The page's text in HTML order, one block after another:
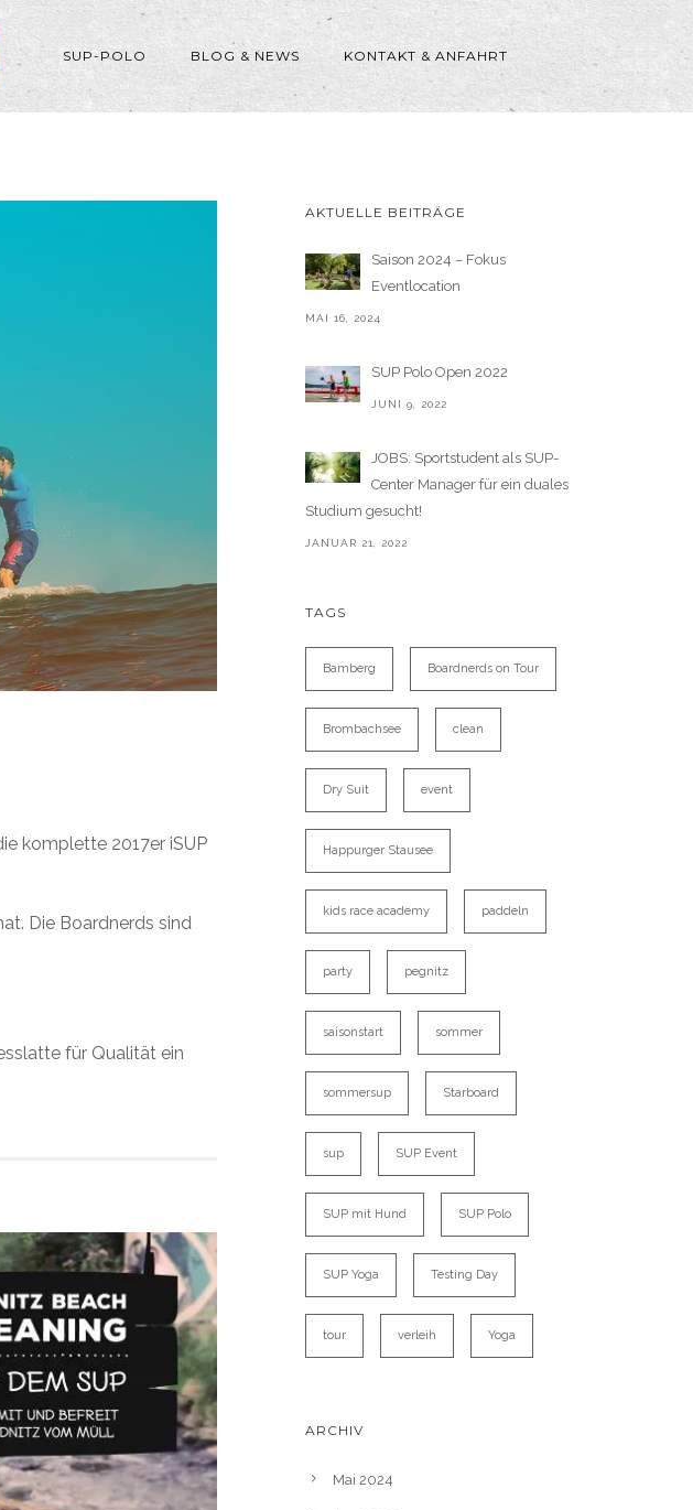
SUP-POLO BLOG & NEWS KONTAKT & ANFAHRT
komplette 2017er iSUP
Die Boardnerds sind
für Qualität ein
AKTUELLE BEITRÄGE
Saison 2024 – Fokus
Eventlocation
MAI 16, 2024
SUP Polo Open 2022
JUNI 9, 2022
JOBS: Sportstudent als SUP-
Center Manager für ein duales
Studium gesucht!
JANUAR 21, 2022
TAGS
Bamberg Boardnerds on Tour
Brombachsee clean
Dry Suit event
Happurger Stausee
kids race academy paddeln
party pegnitz
saisonstart sommer
sommersup Starboard
sup SUP Event
SUP mit Hund SUP Polo
SUP Yoga Testing Day
tour verleih Yoga
ARCHIV
Mai 2024